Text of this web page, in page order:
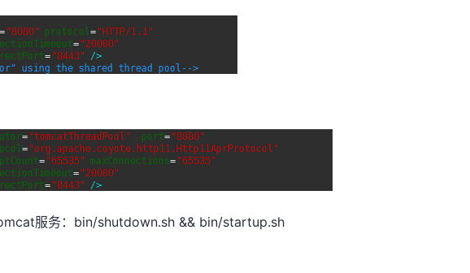
服务：bin/shutdown.sh && bin/startup.sh